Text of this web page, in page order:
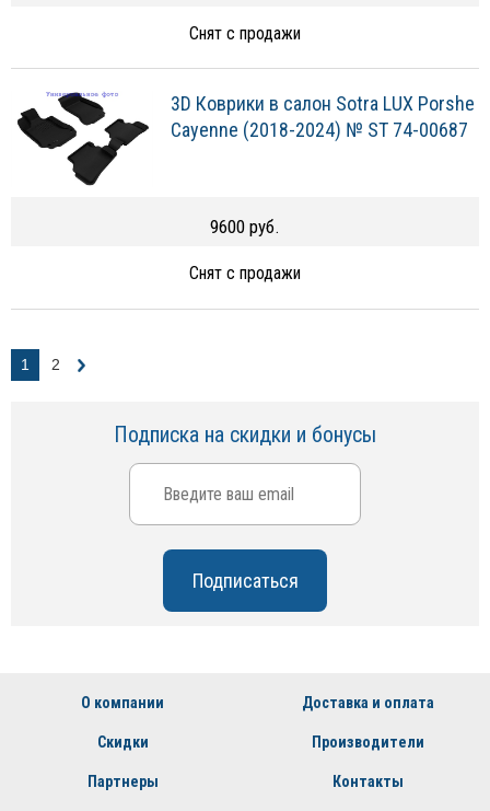
Снят с продажи
3D Коврики в салон Sotra LUX Porshe
Cayenne (2018-2024) № ST 74-00687
9600 руб.
Снят с продажи
1 2
Подписка на скидки и бонусы
О компании Доставка и оплата
Скидки Производители
Партнеры Контакты